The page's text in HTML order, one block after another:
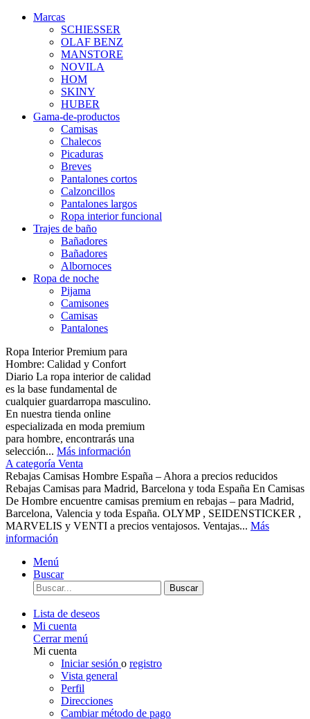
Marcas
SCHIESSER
OLAF BENZ
MANSTORE
NOVILA
HOM
SKINY
HUBER
Gama-de-productos
Camisas
Chalecos
Picaduras
Breves
Pantalones cortos
Calzoncillos
Pantalones largos
Ropa interior funcional
Trajes de baño
Bañadores
Bañadores
Albornoces
Ropa de noche
Pijama
Camisones
Camisas
Pantalones
Ropa Interior Premium para
Hombre: Calidad y Confort
Diario La ropa interior de calidad
es la base fundamental de
cualquier guardarropa masculino.
En nuestra tienda online
especializada en moda premium
para hombre, encontrarás una
selección... Más información
A categoría Venta
Rebajas Camisas Hombre España – Ahora a precios reducidos
Rebajas Camisas para Madrid, Barcelona y toda España En Camisas
De Hombre encuentre camisas premium en rebajas – para Madrid,
Barcelona, Valencia y toda España. OLYMP , SEIDENSTICKER ,
MARVELIS y VENTI a precios ventajosos. Ventajas... Más
información
Menú
Buscar
Buscar
Lista de deseos
Mi cuenta
Cerrar menú
Mi cuenta
Iniciar sesión o registro
Vista general
Perfil
Direcciones
Cambiar método de pago